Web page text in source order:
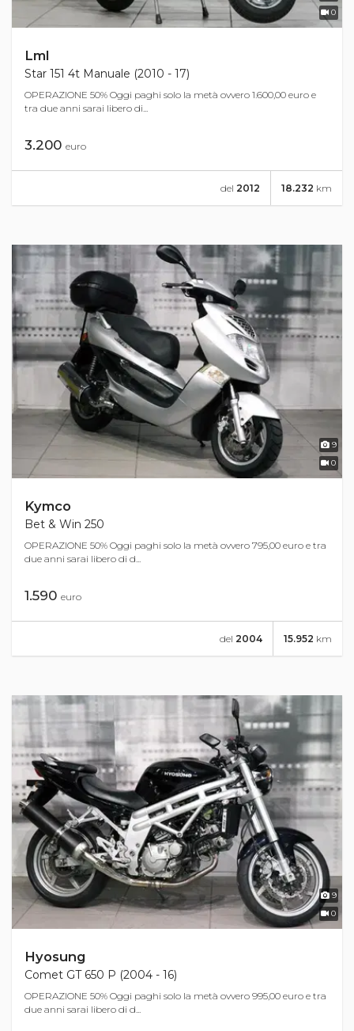
0
Lml
Star 151 4t Manuale (2010 - 17)
OPERAZIONE 50% Oggi paghi solo la metà ovvero 1.600,00 euro e
tra due anni sarai libero di...
3.200 euro
18.232 km
del 2012
9
0
Kymco
Bet & Win 250
OPERAZIONE 50% Oggi paghi solo la metà ovvero 795,00 euro e tra
due anni sarai libero di d...
1.590 euro
15.952 km
del 2004
9
0
Hyosung
Comet GT 650 P (2004 - 16)
OPERAZIONE 50% Oggi paghi solo la metà ovvero 995,00 euro e tra
due anni sarai libero di d...